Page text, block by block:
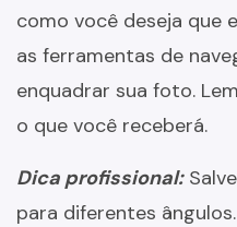
como você deseja que
as ferramentas de
enquadrar sua foto.
o que você receberá.
Dica profissional:
para diferentes